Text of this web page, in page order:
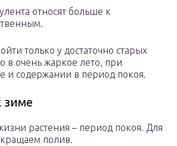
относят больше к
только у достаточно старых
в очень жаркое лето, при
и содержании в период покоя.
зиме
растения – период покоя. Для
полив.